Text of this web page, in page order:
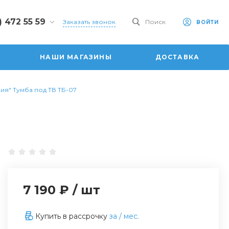
472 55 59
55 59
Заказать звонок Поиск ВОЙТИ
НАШИ МАГАЗИНЫ ДОСТАВКА
Тумба под ТВ ТБ-07
7 190 ₽ / шт
Купить в рассрочку за / мес.